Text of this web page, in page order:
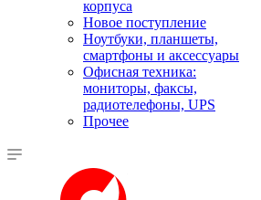
корпуса
Новое поступление
Ноутбуки, планшеты,
смартфоны и аксессуары
Офисная техника:
мониторы, факсы,
радиотелефоны, UPS
Прочее